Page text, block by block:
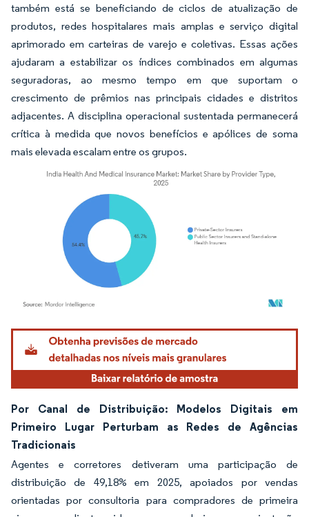
também está se beneficiando de ciclos de atualização de
produtos, redes hospitalares mais amplas e serviço digital
aprimorado em carteiras de varejo e coletivas. Essas ações
ajudaram a estabilizar os índices combinados em algumas
seguradoras, ao mesmo tempo em que suportam o
crescimento de prêmios nas principais cidades e distritos
adjacentes. A disciplina operacional sustentada permanecerá
crítica à medida que novos benefícios e apólices de soma
mais elevada escalam entre os grupos.
Imagem © Mordor Intelligence. O reuso requer atribuição conforme CC BY 4.0.
Por Canal de Distribuição: Modelos Digitais em
Primeiro Lugar Perturbam as Redes de Agências
Tradicionais
Agentes e corretores detiveram uma participação de
distribuição de 49,18% em 2025, apoiados por vendas
orientadas por consultoria para compradores de primeira